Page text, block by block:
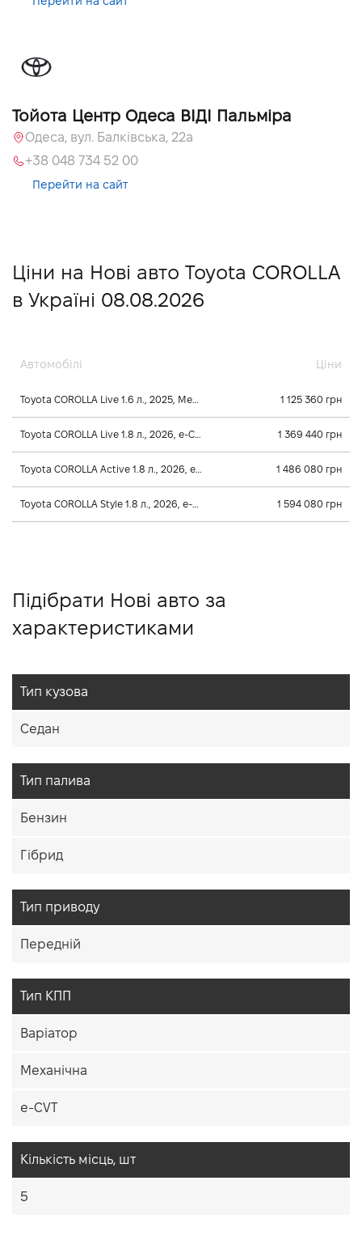
Тойота Центр Одеса ВІДІ Пальміра
Одеса, вул. Балківська, 22а
+38 048 734 52 00
Перейти на сайт
Ціни на Нові авто Toyota COROLLA
в Україні 08.08.2026
Автомобілі Ціни
Toyota COROLLA Live 1.6 л., 2025, Механічна 1 125 360 грн
Toyota COROLLA Live 1.8 л., 2026, e-CVT 1 369 440 грн
Toyota COROLLA Active 1.8 л., 2026, e-CVT 1 486 080 грн
Toyota COROLLA Style 1.8 л., 2026, e-CVT 1 594 080 грн
Підібрати Нові авто за
характеристиками
Тип кузова
Седан
Тип палива
Бензин
Гібрид
Тип приводу
Передній
Тип КПП
Варіатор
Механічна
e-CVT
Кiлькiсть мiсць, шт
5